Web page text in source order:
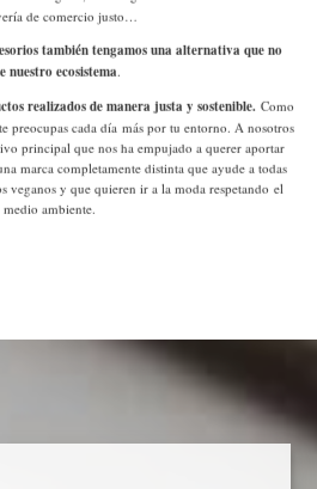
de comercio justo…
también tengamos una alternativa que no
nuestro ecosistema.
realizados de manera justa y sostenible. Como
preocupas cada día más por tu entorno. A nosotros
principal que nos ha empujado a querer aportar
marca completamente distinta que ayude a todas
veganos y que quieren ir a la moda respetando el
medio ambiente.